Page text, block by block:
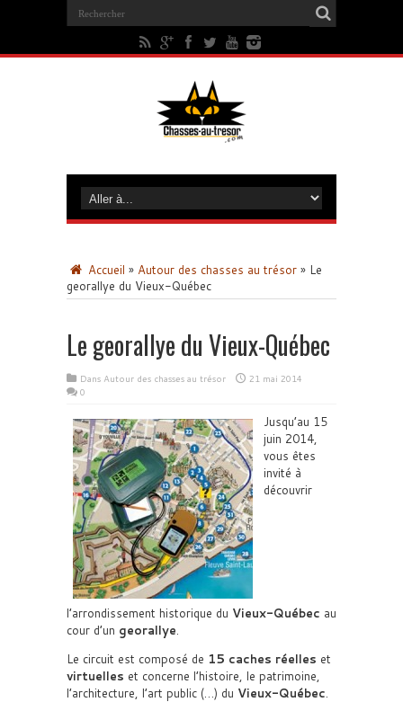
Accueil » Autour des chasses au trésor » Le
georallye du Vieux-Québec
Le georallye du Vieux-Québec
Dans Autour des chasses au trésor
21 mai 2014
0
Jusqu’au 15
juin 2014,
vous êtes
invité à
découvrir
l’arrondissement historique du Vieux-Québec au
cour d’un georallye.
Le circuit est composé de 15 caches réelles et
virtuelles et concerne l’histoire, le patrimoine,
l’architecture, l’art public (…) du Vieux-Québec.